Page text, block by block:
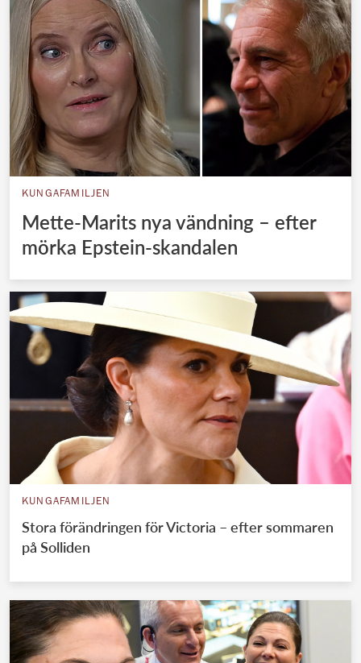
KUNGAFAMILJEN
Mette-Marits nya vändning – efter
mörka Epstein-skandalen
KUNGAFAMILJEN
Stora förändringen för Victoria – efter sommaren
på Solliden